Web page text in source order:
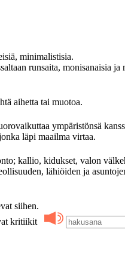
minimalistisia.
runsaita, monisanaisia ja
aihetta tai muotoa.
ympäristönsä
läpi maailma virtaa.
kallio, kidukset, valon
lähiöiden ja
siihen.
kritiikit